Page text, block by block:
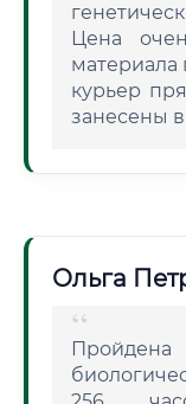
Цена
материала
курьер
занесены
Ольга